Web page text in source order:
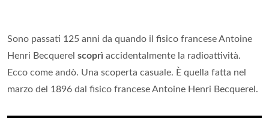
Sono passati 125 anni da quando il fisico francese Antoine
Henri Becquerel scoprì accidentalmente la radioattività.
Ecco come andò. Una scoperta casuale. È quella fatta nel
marzo del 1896 dal fisico francese Antoine Henri Becquerel.